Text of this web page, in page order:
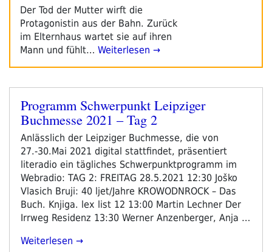
Der Tod der Mutter wirft die
Protagonistin aus der Bahn. Zurück
im Elternhaus wartet sie auf ihren
Mann und fühlt… Weiterlesen →
Veröffentlicht
am
Programm Schwerpunkt Leipziger
Buchmesse 2021 – Tag 2
Anlässlich der Leipziger Buchmesse, die von
27.-30.Mai 2021 digital stattfindet, präsentiert
literadio ein tägliches Schwerpunktprogramm im
Webradio: TAG 2: FREITAG 28.5.2021 12:30 Joško
Vlasich Bruji: 40 ljet/Jahre KROWODNROCK – Das
Buch. Knjiga. lex list 12 13:00 Martin Lechner Der
Irrweg Residenz 13:30 Werner Anzenberger, Anja …
„Programm
Weiterlesen